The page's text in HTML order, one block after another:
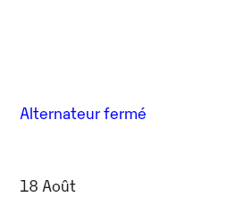
Alternateur fermé
18 Août